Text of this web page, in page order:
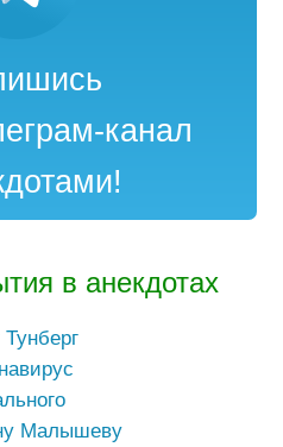
канал
в анекдотах
Малышеву